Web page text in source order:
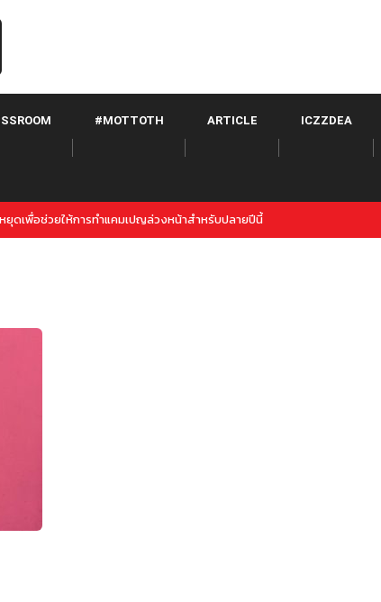
#MOTTOTH ARTICLE ICZZDEA
ใหม่ของ Twitter จาก META เปิดตัวภายใต้